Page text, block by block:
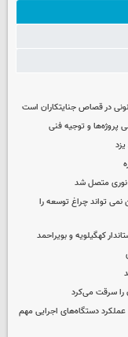
در قصاص جنایتکاران است
و توجیه فنی
تواند چراغ توسعه را
کهگیلویه و بویراحمد
عملکرد دستگاه‌های اجرایی مهم